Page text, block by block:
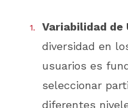
Variabilidad de
diversidad en
usuarios es
seleccionar
diferentes